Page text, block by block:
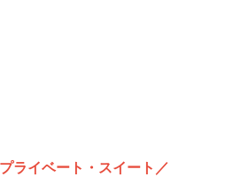
ライベート・スイート／